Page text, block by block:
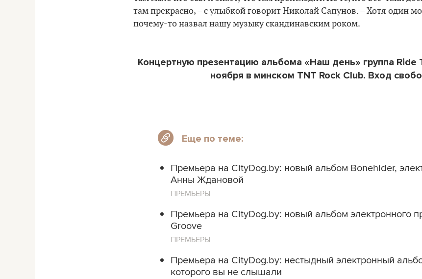
там прекрасно, – с улыбкой говорит Николай Сапунов. – Хотя один
почему-то назвал нашу музыку скандинавским роком.
Концертную презентацию альбома «Наш день» группа Ride
ноября в минском TNT Rock Club. Вход
Еще по теме:
Премьера на CityDog.by: новый альбом Bonehider,
Анны Ждановой
ПРЕМЬЕРЫ
Премьера на CityDog.by: новый альбом электронного
Groove
ПРЕМЬЕРЫ
Премьера на CityDog.by: нестыдный электронный
которого вы не слышали